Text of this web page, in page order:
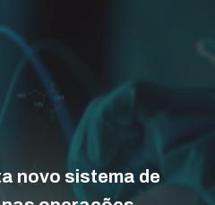
novo sistema de